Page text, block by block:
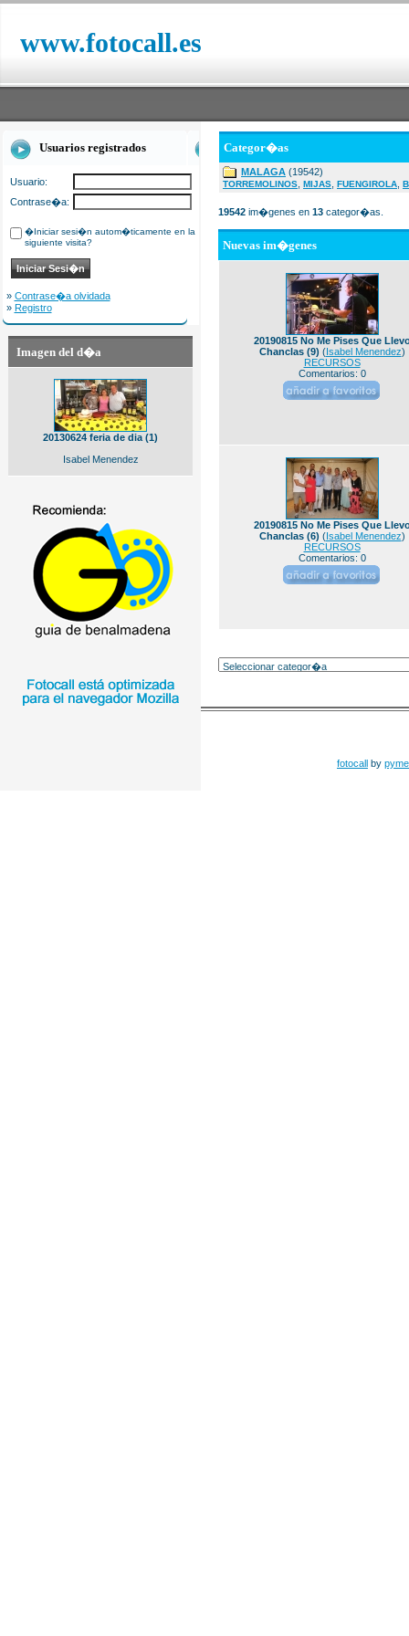
www.fotocall.es
Usuarios registrados
Usuario:
Contrase�a:
�Iniciar sesi�n autom�ticamente en la
siguiente visita?
» Contrase�a olvidada
» Registro
Imagen del d�a
20130624 feria de dia (1)
Isabel Menendez
Categor�as
MALAGA (19542)
TORREMOLINOS MIJAS FUENGIROLA
19542 im�genes en 13 categor�as.
Nuevas im�genes
20190815 No Me Pises Que
Chanclas (9) (Isabel Menendez)
RECURSOS
Comentarios: 0
20190815 No Me Pises Que
Chanclas (6) (Isabel Menendez)
RECURSOS
Comentarios: 0
fotocall by